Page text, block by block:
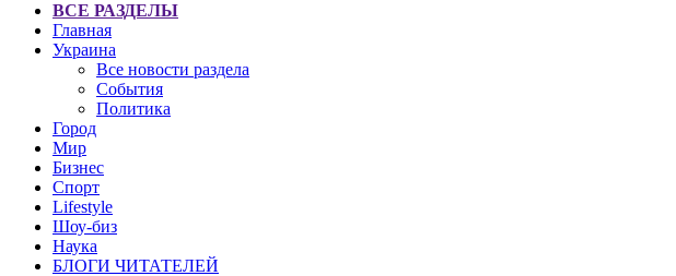
ВСЕ РАЗДЕЛЫ
Главная
Украина
Все новости раздела
События
Политика
Город
Мир
Бизнес
Спорт
Lifestyle
Шоу-биз
Наука
БЛОГИ ЧИТАТЕЛЕЙ